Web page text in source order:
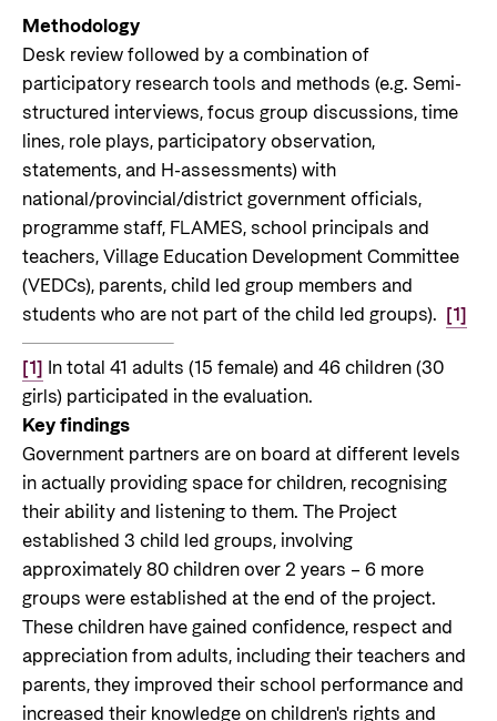
Methodology
Desk review followed by a combination of
participatory research tools and methods (e.g. Semi-
structured interviews, focus group discussions, time
lines, role plays, participatory observation,
statements, and H-assessments) with
national/provincial/district government officials,
programme staff, FLAMES, school principals and
teachers, Village Education Development Committee
(VEDCs), parents, child led group members and
students who are not part of the child led groups). [1]
[1] In total 41 adults (15 female) and 46 children (30
girls) participated in the evaluation.
Key findings
Government partners are on board at different levels
in actually providing space for children, recognising
their ability and listening to them. The Project
established 3 child led groups, involving
approximately 80 children over 2 years – 6 more
groups were established at the end of the project.
These children have gained confidence, respect and
appreciation from adults, including their teachers and
parents, they improved their school performance and
increased their knowledge on children's rights and